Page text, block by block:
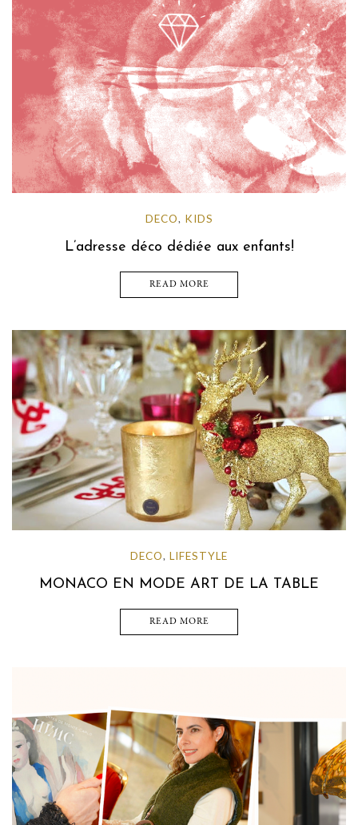
DECO, KIDS
L’adresse déco dédiée aux enfants!
READ MORE
DECO, LIFESTYLE
MONACO EN MODE ART DE LA TABLE
READ MORE